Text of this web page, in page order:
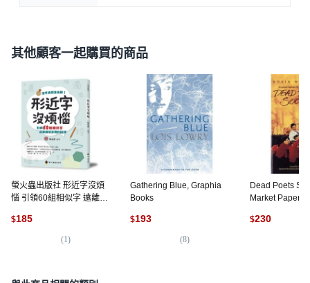
其他顧客一起購買的商品
螢火蟲出版社 形近字沒煩
惱 引領60組相似字 遠離航
$185
(1)
Gathering Blue, Graphia
Books
$193
(8)
Dead Poets
Market
$230